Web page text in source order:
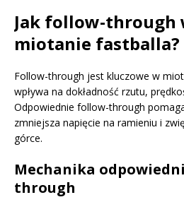
Jak follow-through
miotanie fastballa?
Follow-through jest kluczowe w
wpływa na dokładność rzutu,
Odpowiednie follow-through
zmniejsza napięcie na ramieniu i
górce.
Mechanika
through